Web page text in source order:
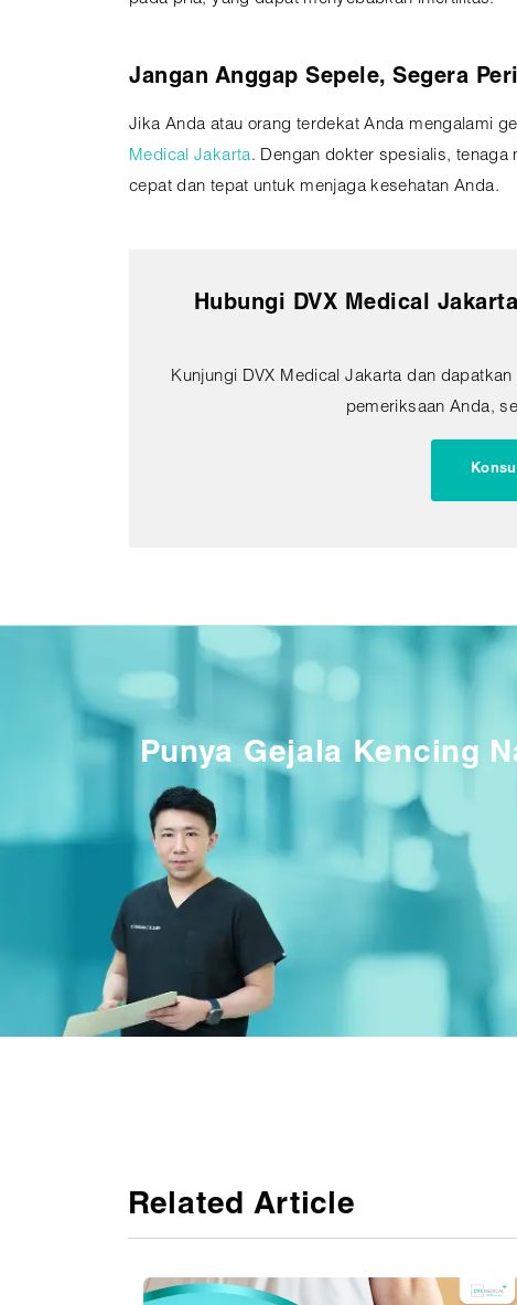
Jangan Anggap Sepele, Segera
Jika Anda atau orang terdekat Anda mengalami
Medical Jakarta. Dengan dokter spesialis,
cepat dan tepat untuk menjaga kesehatan Anda.
Hubungi DVX Medical
Kunjungi DVX Medical Jakarta dan
pemeriksaan Anda,
Punya Gejala Kencing
Related Article